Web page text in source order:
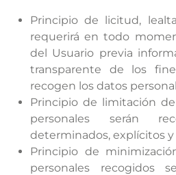
Principio de licitud,
requerirá en todo
del Usuario previa
transparente de los
recogen los datos
Principio de limitación
personales serán
determinados, explícitos
Principio de
personales recogidos